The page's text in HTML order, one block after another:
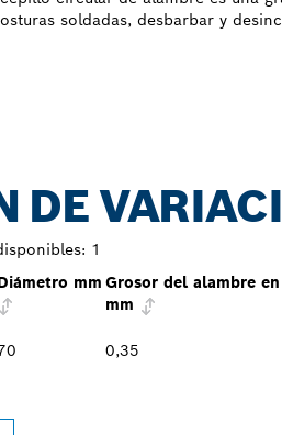
soldadas, desbarbar y
DE
1
mm Grosor del alambre en
mm
0,35